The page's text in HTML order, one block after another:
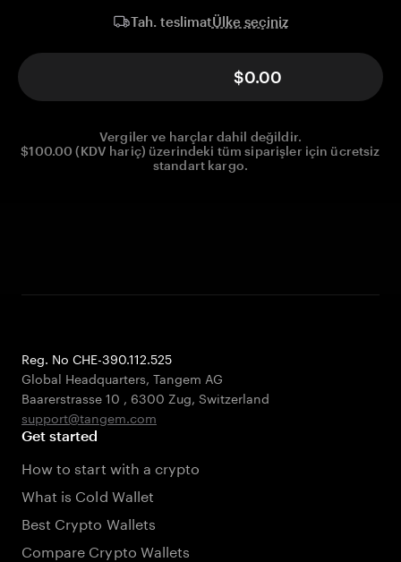
Tah. teslimatÜlke seçiniz
$0.00
Vergiler ve harçlar dahil değildir.
$100.00 (KDV hariç) üzerindeki tüm siparişler için ücretsiz
standart kargo.
Reg. No CHE-390.112.525
Global Headquarters, Tangem AG
Baarerstrasse 10 , 6300 Zug, Switzerland
support@tangem.com
Get started
How to start with a crypto
What is Cold Wallet
Best Crypto Wallets
Compare Crypto Wallets